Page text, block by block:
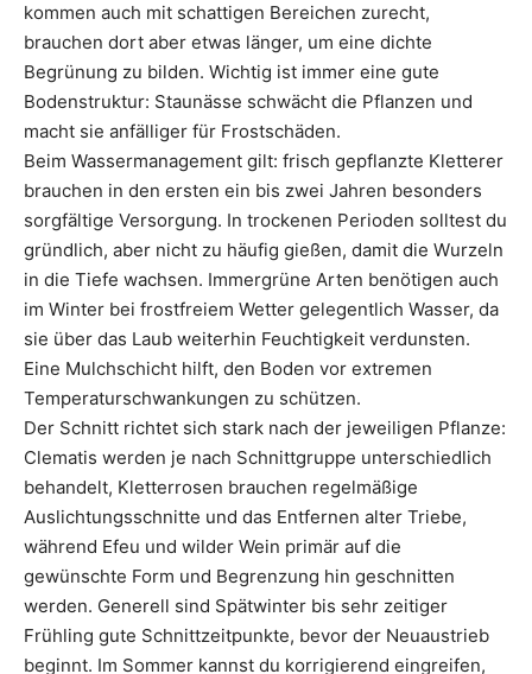
kommen auch mit schattigen Bereichen zurecht,
brauchen dort aber etwas länger, um eine dichte
Begrünung zu bilden. Wichtig ist immer eine gute
Bodenstruktur: Staunässe schwächt die Pflanzen und
macht sie anfälliger für Frostschäden.
Beim Wassermanagement gilt: frisch gepflanzte Kletterer
brauchen in den ersten ein bis zwei Jahren besonders
sorgfältige Versorgung. In trockenen Perioden solltest du
gründlich, aber nicht zu häufig gießen, damit die Wurzeln
in die Tiefe wachsen. Immergrüne Arten benötigen auch
im Winter bei frostfreiem Wetter gelegentlich Wasser, da
sie über das Laub weiterhin Feuchtigkeit verdunsten.
Eine Mulchschicht hilft, den Boden vor extremen
Temperaturschwankungen zu schützen.
Der Schnitt richtet sich stark nach der jeweiligen Pflanze:
Clematis werden je nach Schnittgruppe unterschiedlich
behandelt, Kletterrosen brauchen regelmäßige
Auslichtungsschnitte und das Entfernen alter Triebe,
während Efeu und wilder Wein primär auf die
gewünschte Form und Begrenzung hin geschnitten
werden. Generell sind Spätwinter bis sehr zeitiger
Frühling gute Schnittzeitpunkte, bevor der Neuaustrieb
beginnt. Im Sommer kannst du korrigierend eingreifen,